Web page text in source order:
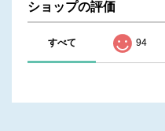
ショップの評価
すべて 94